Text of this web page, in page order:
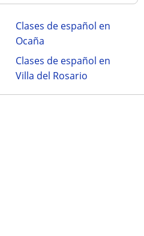
Clases de español en
Ocaña
Clases de español en
Villa del Rosario